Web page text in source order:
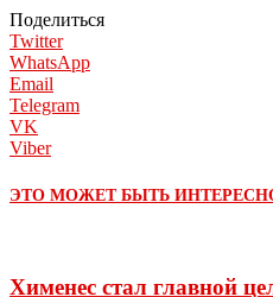
Поделиться
Twitter
WhatsApp
Email
Telegram
VK
Viber
ЭТО МОЖЕТ БЫТЬ
Хименес стал главной